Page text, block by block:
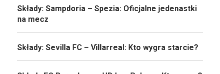
Składy: Sampdoria – Spezia: Oficjalne jedenastki
na mecz
Składy: Sevilla FC – Villarreal: Kto wygra starcie?